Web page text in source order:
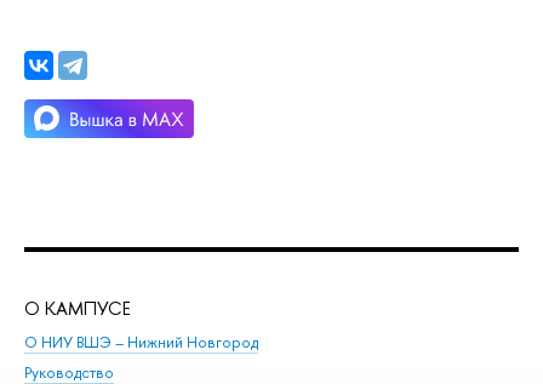
О КАМПУСЕ
О НИУ ВШЭ – Нижний Новгород
Руководство